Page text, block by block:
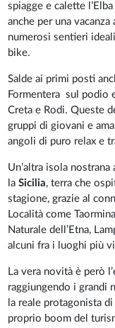
spiagge e calette
anche per una vacanza
numerosi sentieri
bike.
Salde ai primi posti
Formentera sul podio
Creta e Rodi. Queste
gruppi di giovani e
angoli di puro relax e
Un’altra isola
laSicilia, terra che
stagione, grazie al
Località come
Naturale dell’Etna,
alcuni fra i luoghi più
La vera novità è però
raggiungendo i grandi
la reale protagonista
proprio boom del